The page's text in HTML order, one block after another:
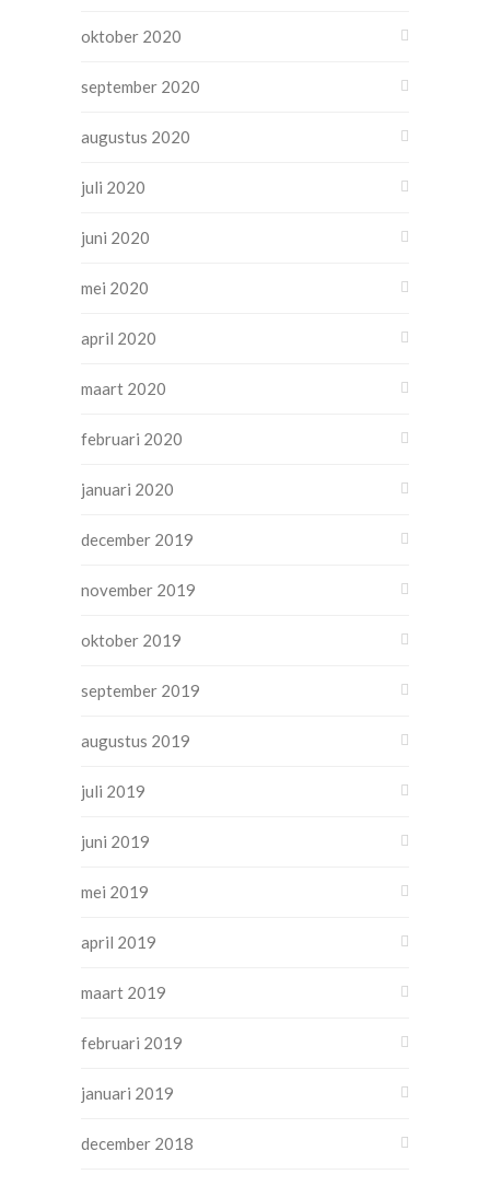
oktober 2020
september 2020
augustus 2020
juli 2020
juni 2020
mei 2020
april 2020
maart 2020
februari 2020
januari 2020
december 2019
november 2019
oktober 2019
september 2019
augustus 2019
juli 2019
juni 2019
mei 2019
april 2019
maart 2019
februari 2019
januari 2019
december 2018